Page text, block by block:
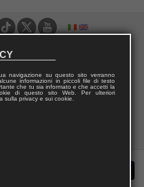
navigazione su questo sito verranno
informazioni in piccoli file di testo
che tu sia informato e che accetti la
di questo sito Web. Per ulteriori
sulla privacy e sui cookie.